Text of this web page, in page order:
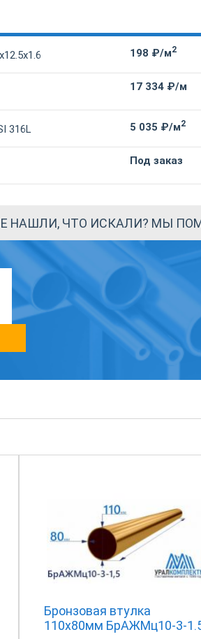
198 ₽/м2
17 334 ₽/м
316L 5 035 ₽/м2
Под заказ
НАШЛИ, ЧТО ИСКАЛИ? МЫ
Бронзовая втулка
110x80мм БрАЖМц10-3-